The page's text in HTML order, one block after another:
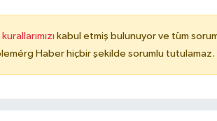
kabul etmiş bulunuyor ve tüm
Haber hiçbir şekilde sorumlu tutulamaz.